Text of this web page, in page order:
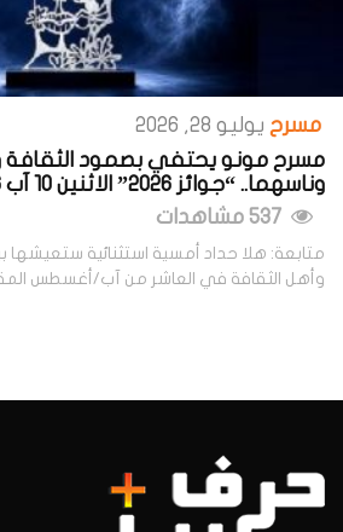
مسرح يوليو 28, 2026
مسرح مونو يحتفي بصمود الثقافة
وناسهما.. “جوائز 2026” الاثنين 10 آب 2026
متابعة: هلا حداد أمسية استثنائية
وأهل الثقافة في العاشر من آب/أغسطس